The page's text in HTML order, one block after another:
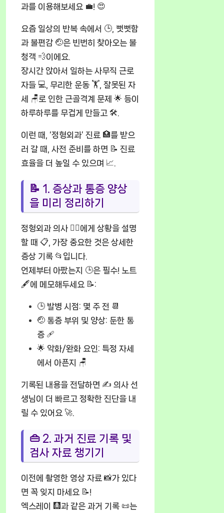
과를 이용해보세요 💼! 😍
요즘 일상의 반복 속에서 🕒, 뻣뻣함
과 불편감 🤕은 빈번히 찾아오는 불
청객 💨이에요.
장시간 앉아서 일하는 사무직 근로
자들 💻, 무리한 운동 🏋️, 잘못된 자
세 🪑로 인한 근골격계 문제 🌟 등이
하루하루를 무겁게 만들고 🛠️.
이런 때, ‘정형외과’ 진료 🏥를 받으
러 갈 때, 사전 준비를 하면 📝 진료
효율을 더 높일 수 있으며 📈.
📝 1. 증상과 통증 양상
을 미리 정리하기
정형외과 의사 🧑‍⚕️에게 상황을 설명
할 때 📋, 가장 중요한 것은 상세한
증상 기록 📂입니다.
언제부터 아팠는지 🕒은 필수! 노트
🖋️에 메모해두세요 📝:
🕒 발병 시점: 몇 주 전 📆
🤕 통증 부위 및 양상: 둔한 통
증 🩹
🌟 악화/완화 요인: 특정 자세
에서 아픈지 🪑
기록된 내용을 전달하면 ✍️ 의사 선
생님이 더 빠르고 정확한 진단을 내
릴 수 있어요 🚀.
👜 2. 과거 진료 기록 및
검사 자료 챙기기
이전에 촬영한 영상 자료 📸가 있다
면 꼭 잊지 마세요 📝!
엑스레이 🩻과 같은 과거 기록 📜는